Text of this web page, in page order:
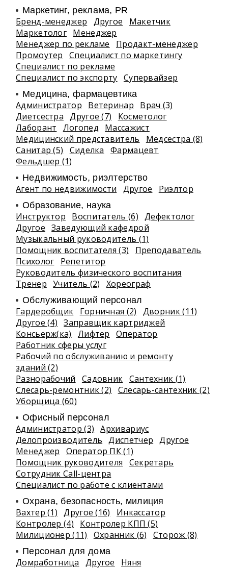
Маркетинг, реклама, PR
Бренд-менеджер Другое
Макетчик
Маркетолог Менеджер
Менеджер по рекламе
Продакт-менеджер
Промоутер
Специалист по маркетингу
Специалист по рекламе
Специалист по экспорту Супервайзер
Медицина, фармацевтика
Администратор Ветеринар
Врач (3)
Диетсестра
Другое (7)
Косметолог
Лаборант
Логопед
Массажист
Медицинский представитель
Медсестра (8)
Санитар (5)
Сиделка
Фармацевт
Фельдшер (1)
Недвижимость, риэлтeрство
Агент по недвижимости Другое Риэлтор
Образование, наука
Инструктор Воспитатель (6) Дефектолог
Другое Заведующий кафедрой
Музыкальный руководитель (1)
Помощник воспитателя (3)
Преподаватель
Психолог
Репетитор
Руководитель физического воспитания
Тренер Учитель (2) Хореограф
Обслуживающий персонал
Гардеробщик Горничная (2)
Дворник (11)
Другое (4)
Заправщик картриджей
Консьерж(ка)
Лифтер
Оператор
Работник сферы услуг
Рабочий по обслуживанию и ремонту
зданий (2)
Разнорабочий
Садовник Сантехник (1)
Слесарь-ремонтник (2)
Слесарь-сантехник (2)
Уборщица (60)
Офисный персонал
Администратор (3)
Архивариус
Делопроизводитель
Диспетчер
Другое
Менеджер
Оператор ПК (1)
Помощник руководителя
Секретарь
Сотрудник Call-центра
Специалист по работе с клиентами
Охрана, безопасность, милиция
Вахтер (1) Другое (16)
Инкассатор
Контролер (4)
Контролер КПП (5)
Милиционер (11)
Охранник (6) Сторож (8)
Персонал для дома
Домработница Другое
Няня